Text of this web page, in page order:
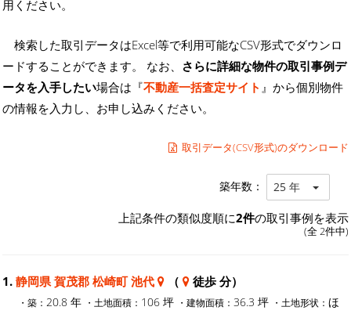
用ください。
検索した取引データはExcel等で利用可能なCSV形式でダウンロ
ードすることができます。 なお、 さらに詳細な物件の取引事例デ
ータを入手したい場合は『不動産一括査定サイト 』から個別物件
の情報を入力し、お申し込みください。
取引データ(CSV形式)のダウンロード
築年数： 25 年
上記条件の類似度順に2件の取引事例を表示
(全 2件中)
1. 静岡県 賀茂郡 松崎町 池代 （ 徒歩 分）
・築： 20.8 年 ・土地面積： 106 坪 ・建物面積： 36.3 坪 ・土地形状： ほ